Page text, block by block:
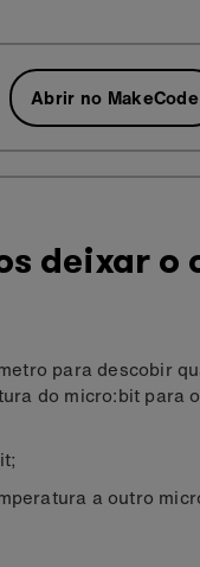
Abrir no MakeCode
deixar o
para descobir
do micro:bit para
a outro